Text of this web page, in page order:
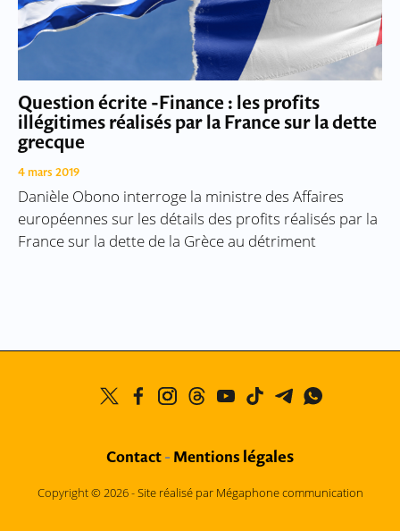
Question écrite -Finance : les profits
illégitimes réalisés par la France sur la dette
grecque
4 mars 2019
Danièle Obono interroge la ministre des Affaires
européennes sur les détails des profits réalisés par la
France sur la dette de la Grèce au détriment
Contact - Mentions légales
Copyright © 2026 -Site réalisé par Mégaphone communication